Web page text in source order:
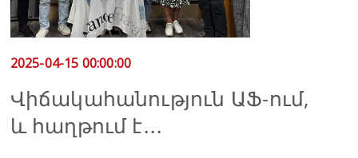
2025-04-15 00:00:00
Վիճակահանություն ԱՖ-ում,
և հաղթում է․․․